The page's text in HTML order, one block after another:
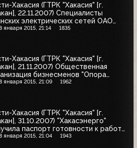
Хакасия (ГТРК "Хакасия" [г.
22.11.2007) Специалисты
электрических сетей ОАО
приступили к
января 2015, 21:14 1835
Хакасия (ГТРК "Хакасия" [г.
21.11.2007) Общественная
бизнесменов "Опора
подписала соглашение об
января 2015, 21:09 1962
Хакасия (ГТРК "Хакасия" [г.
31.10.2007) "Хакасэнерго"
паспорт готовности к работе
осенне-зимний период
января 2015, 21:04 1943